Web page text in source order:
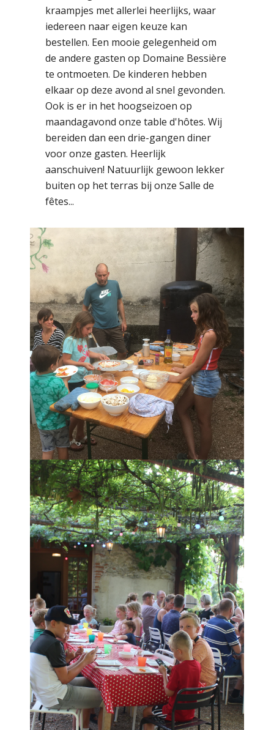
kraampjes met allerlei heerlijks, waar
iedereen naar eigen keuze kan
bestellen. Een mooie gelegenheid om
de andere gasten op Domaine Bessière
te ontmoeten. De kinderen hebben
elkaar op deze avond al snel gevonden.
Ook is er in het hoogseizoen op
maandagavond onze table d'hôtes. Wij
bereiden dan een drie-gangen diner
voor onze gasten. Heerlijk
aanschuiven! Natuurlijk gewoon lekker
buiten op het terras bij onze Salle de
fêtes...